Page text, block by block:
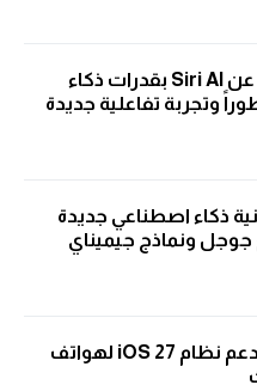
أبل تعلن رسمياً عن Siri AI بقدرات ذكاء
وتجربة تفاعلية جديدة
ذكاء اصطناعي جديدة
جوجل ونماذج جيميناي
شركة أبل تؤكد دعم نظام iOS 27 لهواتف